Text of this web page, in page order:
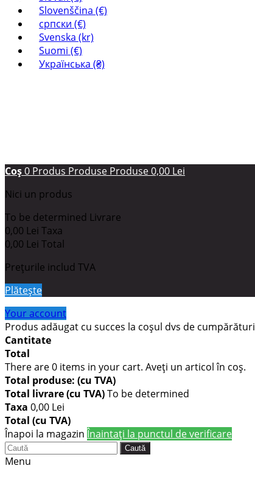
Slovenščina (€)
српски (€)
Svenska (kr)
Suomi (€)
Українська (₴)
Coş0 Produs Produse Produse0,00 Lei
Nici un produs
To be determined Livrare
0,00 Lei Taxa
0,00 Lei Total
Prețurile includ TVA
Plăteşte
Your account
Produs adăugat cu succes la coşul dvs de cumpărături
Cantitate
Total
There are0 items in your cart. Aveţi un articol în coş.
Total produse: (cu TVA)
Total livrare (cu TVA)To be determined
Taxa 0,00 Lei
Total (cu TVA)
Înapoi la magazin Înaintaţi la punctul de verificare
Caută
Menu